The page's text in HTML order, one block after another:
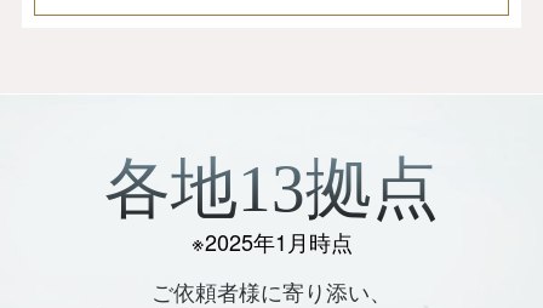
各地13拠点
※2025年1月時点
ご依頼者様に寄り添い、